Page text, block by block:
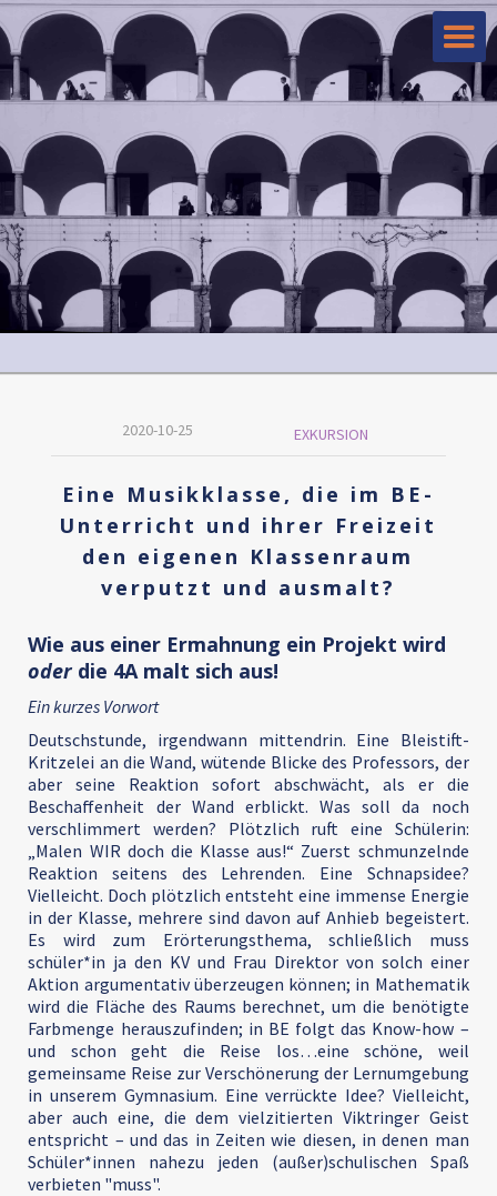
2020-10-25 EXKURSION
Eine Musikklasse, die im BE-
Unterricht und ihrer Freizeit
den eigenen Klassenraum
verputzt und ausmalt?
Wie aus einer Ermahnung ein Projekt wird
oderdie 4A malt sich aus!
Ein kurzes Vorwort
Deutschstunde, irgendwann mittendrin. Eine Bleistift-
Kritzelei an die Wand, wütende Blicke des Professors, der
aber seine Reaktion sofort abschwächt, als er die
Beschaffenheit der Wand erblickt. Was soll da noch
verschlimmert werden? Plötzlich ruft eine Schülerin:
„Malen WIR doch die Klasse aus!“ Zuerst schmunzelnde
Reaktion seitens des Lehrenden. Eine Schnapsidee?
Vielleicht. Doch plötzlich entsteht eine immense Energie
in der Klasse, mehrere sind davon auf Anhieb begeistert.
Es wird zum Erörterungsthema, schließlich muss
schüler*in ja den KV und Frau Direktor von solch einer
Aktion argumentativ überzeugen können; in Mathematik
wird die Fläche des Raums berechnet, um die benötigte
Farbmenge herauszufinden; in BE folgt das Know-how –
und schon geht die Reise los…eine schöne, weil
gemeinsame Reise zur Verschönerung der Lernumgebung
in unserem Gymnasium. Eine verrückte Idee? Vielleicht,
aber auch eine, die dem vielzitierten Viktringer Geist
entspricht – und das in Zeiten wie diesen, in denen man
Schüler*innen nahezu jeden (außer)schulischen Spaß
verbieten "muss".